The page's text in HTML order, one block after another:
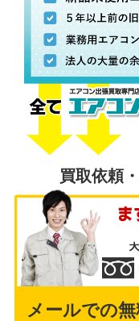
買取依頼
メールでの